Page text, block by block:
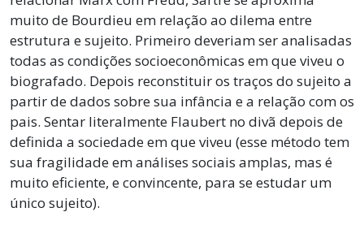
muito de Bourdieu em relação ao dilema entre
estrutura e sujeito. Primeiro deveriam ser analisadas
todas as condições socioeconômicas em que viveu o
biografado. Depois reconstituir os traços do sujeito a
partir de dados sobre sua infância e a relação com os
pais. Sentar literalmente Flaubert no divã depois de
definida a sociedade em que viveu (esse método tem
sua fragilidade em análises sociais amplas, mas é
muito eficiente, e convincente, para se estudar um
único sujeito).